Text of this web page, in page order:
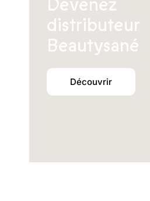
Devenez
distributeur
Beautysané
Découvrir